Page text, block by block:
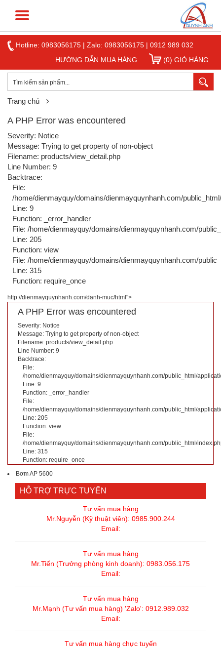
Hotline: 0983056175 | Zalo: 0983056175 | 0912 989 032
HƯỚNG DẪN MUA HÀNG
(0) GIỎ HÀNG
Trang chủ
A PHP Error was encountered
Severity: Notice
Message: Trying to get property of non-object
Filename: products/view_detail.php
Line Number: 9
Backtrace:
File:
/home/dienmayquy/domains/dienmayquynhanh.com/
Line: 9
Function: _error_handler
File: /home/dienmayquy/domains/dienmayquynhanh.com/
Line: 205
Function: view
File: /home/dienmayquy/domains/dienmayquynhanh.com/
Line: 315
Function: require_once
http://dienmayquynhanh.com/danh-muc/html">
A PHP Error was encountered
Severity: Notice
Message: Trying to get property of non-object
Filename: products/view_detail.php
Line Number: 9
Backtrace:
File:
/home/dienmayquy/domains/dienmayquynhanh.com/public_html/
Line: 9
Function: _error_handler
File:
/home/dienmayquy/domains/dienmayquynhanh.com/public_html/
Line: 205
Function: view
File:
/home/dienmayquy/domains/dienmayquynhanh.com/public_html/
Line: 315
Function: require_once
Bơm AP 5600
HỖ TRỢ TRỰC TUYẾN
Tư vấn mua hàng
Mr.Nguyễn (Kỹ thuật viên): 0985.900.244
Email:
Tư vấn mua hàng
Mr.Tiến (Trưởng phòng kinh doanh): 0983.056.175
Email:
Tư vấn mua hàng
Mr.Mạnh (Tư vấn mua hàng) 'Zalo': 0912.989.032
Email:
Tư vấn mua hàng chực tuyến